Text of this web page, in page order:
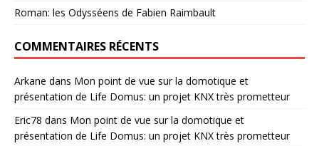
Roman: les Odysséens de Fabien Raimbault
COMMENTAIRES RÉCENTS
Arkane dans Mon point de vue sur la domotique et
présentation de Life Domus: un projet KNX très prometteur
Eric78 dans Mon point de vue sur la domotique et
présentation de Life Domus: un projet KNX très prometteur